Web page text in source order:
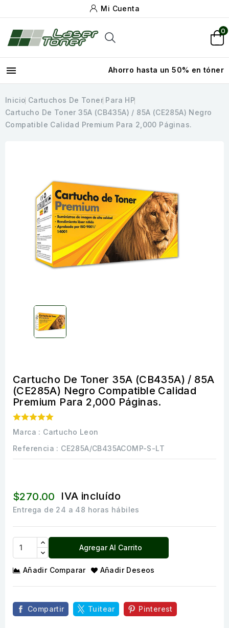
Mi Cuenta
0
 Ahorro hasta un 50% en tóner
Inicio Cartuchos De Toner Para HP
Cartucho De Toner 35A (CB435A) / 85A (CE285A) Negro
Compatible Calidad Premium Para 2,000 Páginas.
Cartucho De Toner 35A (CB435A) / 85A
(CE285A) Negro Compatible Calidad
Premium Para 2,000 Páginas.
Marca : Cartucho Leon
Referencia : CE285A/CB435ACOMP-S-LT
$270.00 IVA incluído
Entrega de 24 a 48 horas hábiles
Agregar Al Carrito
Añadir Comparar Añadir Deseos
Compartir Tuitear Pinterest